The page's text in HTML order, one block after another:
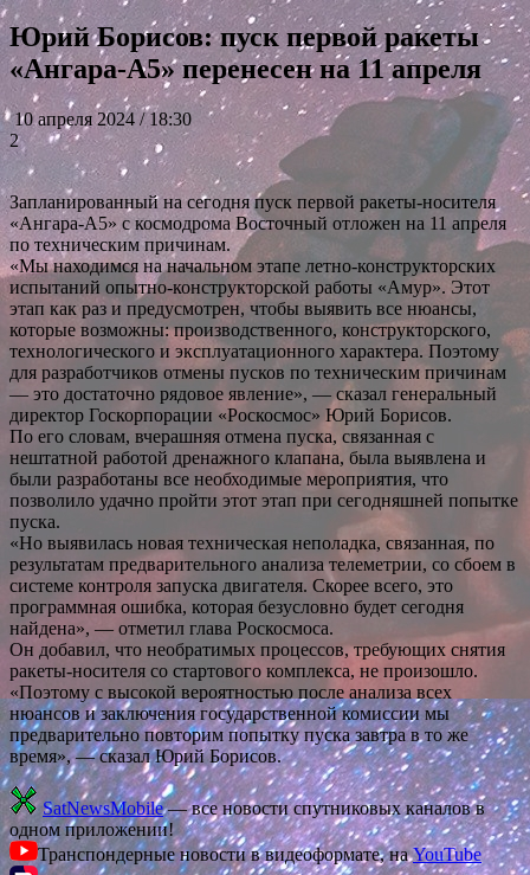
Юрий Борисов: пуск первой ракеты
«Ангара-А5» перенесен на 11 апреля
10 апреля 2024 / 18:30
2
Запланированный на сегодня пуск первой ракеты-носителя
«Ангара-А5» с космодрома Восточный отложен на 11 апреля
по техническим причинам.
«Мы находимся на начальном этапе летно-конструкторских
испытаний опытно-конструкторской работы «Амур». Этот
этап как раз и предусмотрен, чтобы выявить все нюансы,
которые возможны: производственного, конструкторского,
технологического и эксплуатационного характера. Поэтому
для разработчиков отмены пусков по техническим причинам
— это достаточно рядовое явление», — сказал генеральный
директор Госкорпорации «Роскосмос» Юрий Борисов.
По его словам, вчерашняя отмена пуска, связанная с
нештатной работой дренажного клапана, была выявлена и
были разработаны все необходимые мероприятия, что
позволило удачно пройти этот этап при сегодняшней попытке
пуска.
«Но выявилась новая техническая неполадка, связанная, по
результатам предварительного анализа телеметрии, со сбоем в
системе контроля запуска двигателя. Скорее всего, это
программная ошибка, которая безусловно будет сегодня
найдена», — отметил глава Роскосмоса.
Он добавил, что необратимых процессов, требующих снятия
ракеты-носителя со стартового комплекса, не произошло.
«Поэтому с высокой вероятностью после анализа всех
нюансов и заключения государственной комиссии мы
предварительно повторим попытку пуска завтра в то же
время», — сказал Юрий Борисов.
SatNewsMobile— все новости спутниковых каналов в
одном приложении!
Транспондерные новости в видеоформате, наYouTube